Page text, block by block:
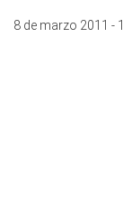
8 de marzo 2011 -